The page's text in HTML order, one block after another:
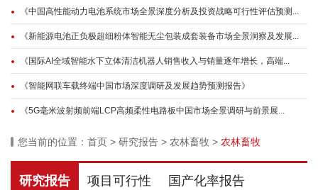
《中国高性能动力电池系统市场全景深度分析及投资战略可行性评估预测...
《新能源电池正负极超细粉体智能无尘包装成套装备市场全景洞察及发展...
《国际AI全域智能水下立体清洁机器人销售收入与销量逐年增长，高端...
《智能网联车载终端中国市场深度调研及发展趋势预测报告》
《5G毫米波射频前端LCP高频柔性电路板中国市场全景调研与前景展...
您当前的位置： 首页 > 研究报告 > 农林畜牧 > 农林畜牧
研究报告 项目可行性 国产化率报告